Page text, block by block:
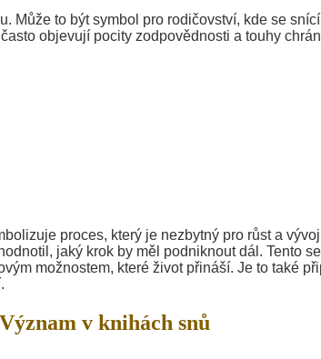
Může to být symbol pro rodičovství, kde se
objevují pocity zodpovědnosti a touhy
proces, který je nezbytný pro růst a
jaký krok by měl podniknout dál. Tento
možnostem, které život přináší. Je to také
Význam v knihách snů